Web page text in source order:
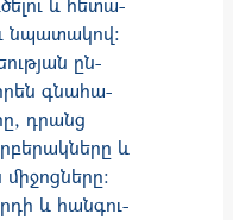
նպա­տակով:
ըն­
գնա­հա­­
դրանց
և
և հան­գու­